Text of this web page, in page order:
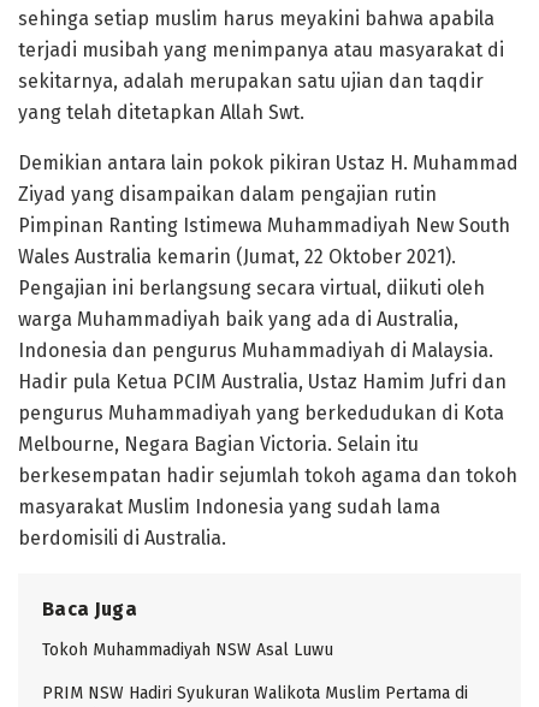
sehinga setiap muslim harus meyakini bahwa apabila
terjadi musibah yang menimpanya atau masyarakat di
sekitarnya, adalah merupakan satu ujian dan taqdir
yang telah ditetapkan Allah Swt.
Demikian antara lain pokok pikiran Ustaz H. Muhammad
Ziyad yang disampaikan dalam pengajian rutin
Pimpinan Ranting Istimewa Muhammadiyah New South
Wales Australia kemarin (Jumat, 22 Oktober 2021).
Pengajian ini berlangsung secara virtual, diikuti oleh
warga Muhammadiyah baik yang ada di Australia,
Indonesia dan pengurus Muhammadiyah di Malaysia.
Hadir pula Ketua PCIM Australia, Ustaz Hamim Jufri dan
pengurus Muhammadiyah yang berkedudukan di Kota
Melbourne, Negara Bagian Victoria. Selain itu
berkesempatan hadir sejumlah tokoh agama dan tokoh
masyarakat Muslim Indonesia yang sudah lama
berdomisili di Australia.
Baca Juga
Tokoh Muhammadiyah NSW Asal Luwu
PRIM NSW Hadiri Syukuran Walikota Muslim Pertama di